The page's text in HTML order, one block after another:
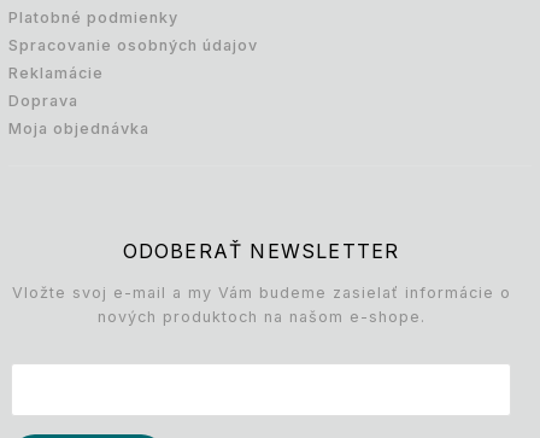
Platobné podmienky
Spracovanie osobných údajov
Reklamácie
Doprava
Moja objednávka
ODOBERAŤ NEWSLETTER
Vložte svoj e-mail a my Vám budeme zasielať informácie o
nových produktoch na našom e-shope.